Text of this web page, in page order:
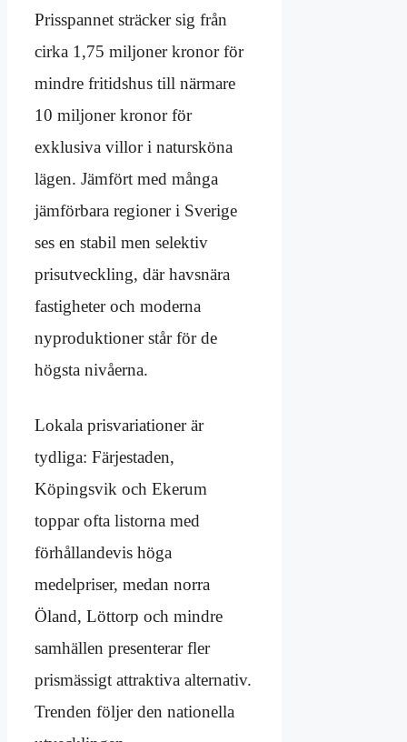
Prisspannet sträcker sig från
cirka 1,75 miljoner kronor för
mindre fritidshus till närmare
10 miljoner kronor för
exklusiva villor i natursköna
lägen. Jämfört med många
jämförbara regioner i Sverige
ses en stabil men selektiv
prisutveckling, där havsnära
fastigheter och moderna
nyproduktioner står för de
högsta nivåerna.
Lokala prisvariationer är
tydliga: Färjestaden,
Köpingsvik och Ekerum
toppar ofta listorna med
förhållandevis höga
medelpriser, medan norra
Öland, Löttorp och mindre
samhällen presenterar fler
prismässigt attraktiva alternativ.
Trenden följer den nationella